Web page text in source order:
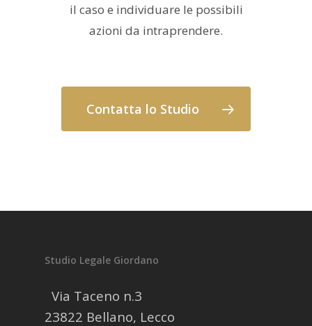
il caso e individuare le possibili
azioni da intraprendere.
Contatta lo Studio
Studio Legale Giordano
Via Taceno n.3
23822 Bellano, Lecco